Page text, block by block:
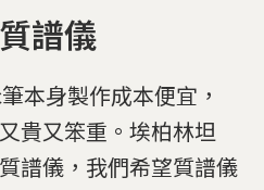
譜儀
本身製作成本便宜，
貴又笨重。埃柏林坦
譜儀，我們希望質譜儀